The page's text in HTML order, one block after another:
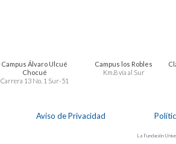
Campus Álvaro Ulcué
Chocué
Carrera 13 No. 1 Sur-51
Campus los Robles
Km.8 vía al Sur
Aviso de Privacidad
La Fundación